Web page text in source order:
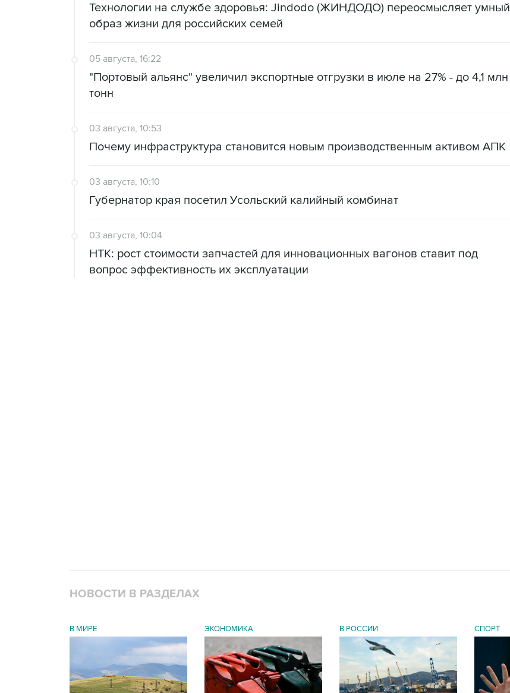
Технологии на службе здоровья: Jindodo (ЖИНДОДО) переосмысляет умный
образ жизни для российских семей
05 августа, 16:22
"Портовый альянс" увеличил экспортные отгрузки в июле на 27% - до 4,1 млн
тонн
03 августа, 10:53
Почему инфраструктура становится новым производственным активом АПК
03 августа, 10:10
Губернатор края посетил Усольский калийный комбинат
03 августа, 10:04
НТК: рост стоимости запчастей для инновационных вагонов ставит под
вопрос эффективность их эксплуатации
НОВОСТИ В РАЗДЕЛАХ
В МИРЕ ЭКОНОМИКА В РОССИИ СПОРТ